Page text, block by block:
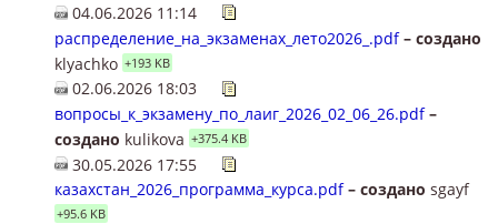
04.06.2026 11:14
распределение_на_экзаменах_лето2026_.pdf – создано
klyachko +193 KB
02.06.2026 18:03
вопросы_к_экзамену_по_лаиг_2026_02_06_26.pdf –
создано kulikova +375.4 KB
30.05.2026 17:55
казахстан_2026_программа_курса.pdf – создано sgayf
+95.6 KB